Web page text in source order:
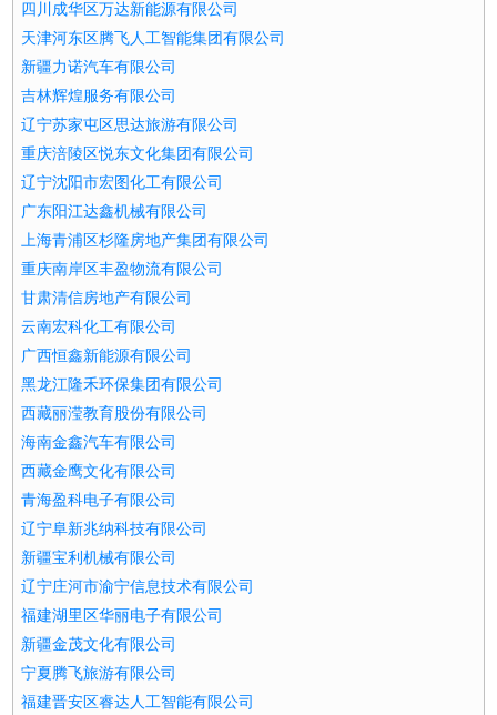
四川成华区万达新能源有限公司
天津河东区腾飞人工智能集团有限公司
新疆力诺汽车有限公司
吉林辉煌服务有限公司
辽宁苏家屯区思达旅游有限公司
重庆涪陵区悦东文化集团有限公司
辽宁沈阳市宏图化工有限公司
广东阳江达鑫机械有限公司
上海青浦区杉隆房地产集团有限公司
重庆南岸区丰盈物流有限公司
甘肃清信房地产有限公司
云南宏科化工有限公司
广西恒鑫新能源有限公司
黑龙江隆禾环保集团有限公司
西藏丽滢教育股份有限公司
海南金鑫汽车有限公司
西藏金鹰文化有限公司
青海盈科电子有限公司
辽宁阜新兆纳科技有限公司
新疆宝利机械有限公司
辽宁庄河市渝宁信息技术有限公司
福建湖里区华丽电子有限公司
新疆金茂文化有限公司
宁夏腾飞旅游有限公司
福建晋安区睿达人工智能有限公司